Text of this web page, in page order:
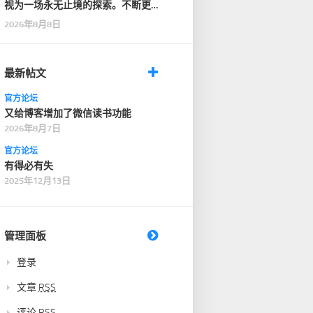
视为一场永无止境的探索。不断更
新知识储备，强化自…
2026年8月8日
最新帖文
官方论坛
又给博客增加了微信读书功能
2026年8月7日
官方论坛
有得必有失
2025年12月13日
管理面板
登录
文章 RSS